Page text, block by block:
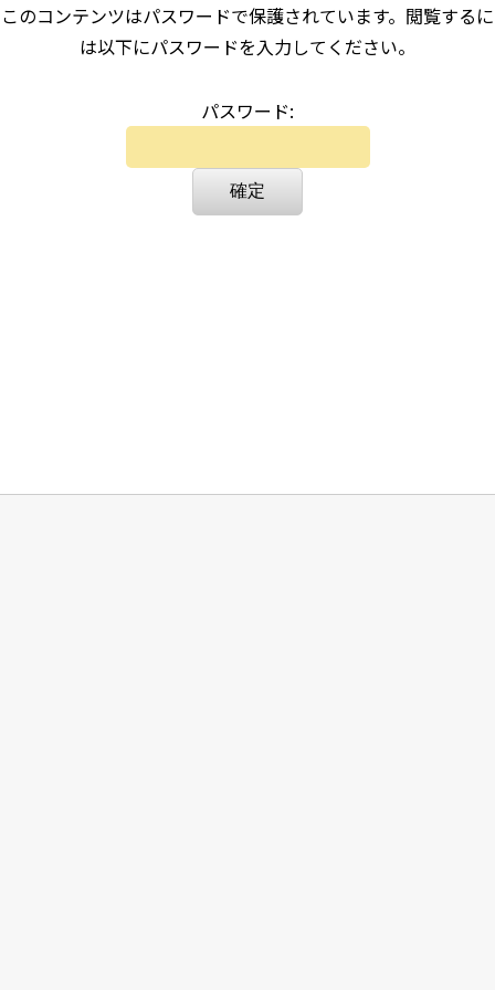
このコンテンツはパスワードで保護されています。閲覧するに
は以下にパスワードを入力してください。
パスワード: